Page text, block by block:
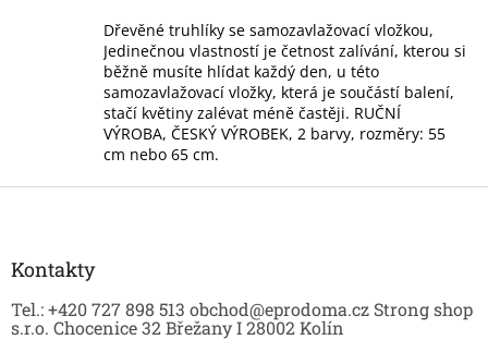
l
á
d
a
c
í
v
p
i
s
Dřevěné truhlíky se samozavlažovací vložkou,
Jedinečnou vlastností je četnost zalívání, kterou si
běžně musíte hlídat každý den, u této
samozavlažovací vložky, která je součástí balení,
stačí květiny zalévat méně častěji. RUČNÍ
VÝROBA, ČESKÝ VÝROBEK, 2 barvy, rozměry: 55
cm nebo 65 cm.
Z
Kontakty
Tel.: +420 727 898 513 obchod@eprodoma.cz Strong shop
s.r.o. Chocenice 32 Břežany I 28002 Kolín